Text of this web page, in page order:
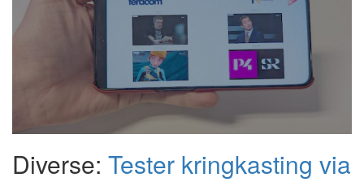
Diverse: Tester kringkasting via